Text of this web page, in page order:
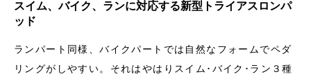
スイム、バイク、ランに対応する新型トライアスロンパ
ッド
ランパート同様、バイクパートでは自然なフォームでペダ
リングがしやすい。それはやはりスイム･バイク･ラン３種